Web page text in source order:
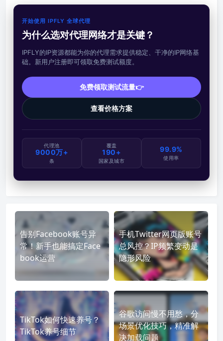
开始使用 IPFLY 全球代理
为什么选对代理网络才是关键？
IPFLY的IP资源都能为你的代理需求提供稳定、干净的IP网络基
础。新用户注册即可领取免费测试额度。
免费领取测试流量👉
查看价格方案
代理池
9000万+
条
覆盖
190+
国家及城市
99.9%
使用率
告别Facebook账号异
常！新手也能搞定Face
book运营
手机Twitter网页版账号
总风控？IP频繁变动是
隐形风险
TikTok如何快速养号？
TikTok养号细节
谷歌访问慢不用愁，分
场景优化技巧，精准解
决加载问题